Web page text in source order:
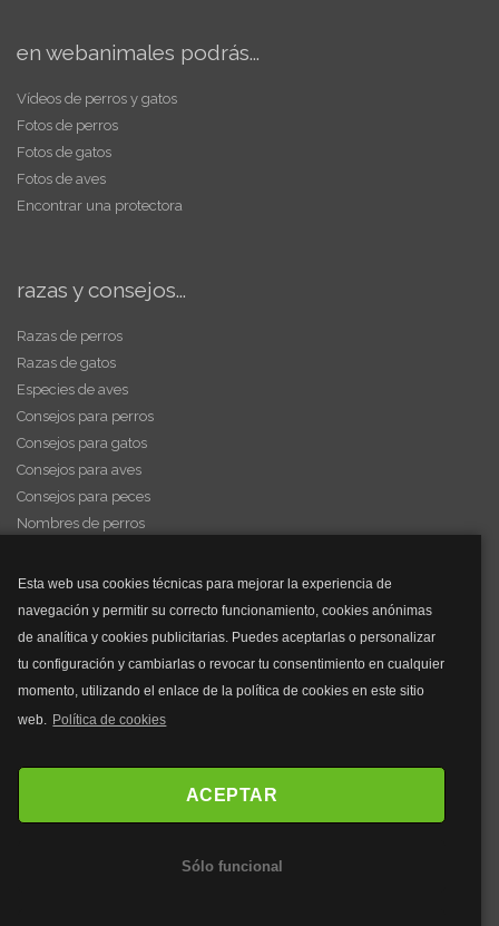
Esta web usa cookies técnicas para mejorar la experiencia de
navegación y permitir su correcto funcionamiento, cookies anónimas
de analítica y cookies publicitarias. Puedes aceptarlas o personalizar
tu configuración y cambiarlas o revocar tu consentimiento en cualquier
momento, utilizando el enlace de la política de cookies en este sitio
web. Política de cookies
ACEPTAR
Sólo funcional
en webanimales podrás...
Vídeos de perros y gatos
Fotos de perros
Fotos de gatos
Fotos de aves
Encontrar una protectora
razas y consejos...
Razas de perros
Razas de gatos
Especies de aves
Consejos para perros
Consejos para gatos
Consejos para aves
Consejos para peces
Nombres de perros
y mucho más...